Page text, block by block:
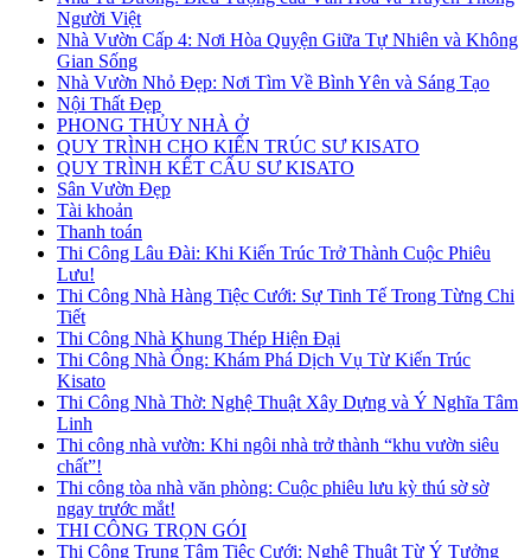
Người Việt
Nhà Vườn Cấp 4: Nơi Hòa Quyện Giữa Tự Nhiên và Không
Gian Sống
Nhà Vườn Nhỏ Đẹp: Nơi Tìm Về Bình Yên và Sáng Tạo
Nội Thất Đẹp
PHONG THỦY NHÀ Ở
QUY TRÌNH CHO KIẾN TRÚC SƯ KISATO
QUY TRÌNH KẾT CẤU SƯ KISATO
Sân Vườn Đẹp
Tài khoản
Thanh toán
Thi Công Lâu Đài: Khi Kiến Trúc Trở Thành Cuộc Phiêu
Lưu!
Thi Công Nhà Hàng Tiệc Cưới: Sự Tinh Tế Trong Từng Chi
Tiết
Thi Công Nhà Khung Thép Hiện Đại
Thi Công Nhà Ống: Khám Phá Dịch Vụ Từ Kiến Trúc
Kisato
Thi Công Nhà Thờ: Nghệ Thuật Xây Dựng và Ý Nghĩa Tâm
Linh
Thi công nhà vườn: Khi ngôi nhà trở thành “khu vườn siêu
chất”!
Thi công tòa nhà văn phòng: Cuộc phiêu lưu kỳ thú sờ sờ
ngay trước mắt!
THI CÔNG TRỌN GÓI
Thi Công Trung Tâm Tiệc Cưới: Nghệ Thuật Từ Ý Tưởng